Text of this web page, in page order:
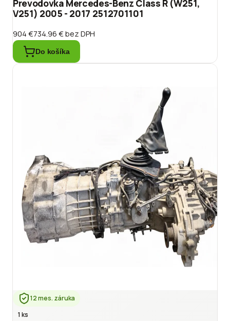
Prevodovka Mercedes-Benz Class R (W251,
V251) 2005 - 2017 2512701101
904 €734.96 €bez DPH
Do košíka
12 mes. záruka
1 ks